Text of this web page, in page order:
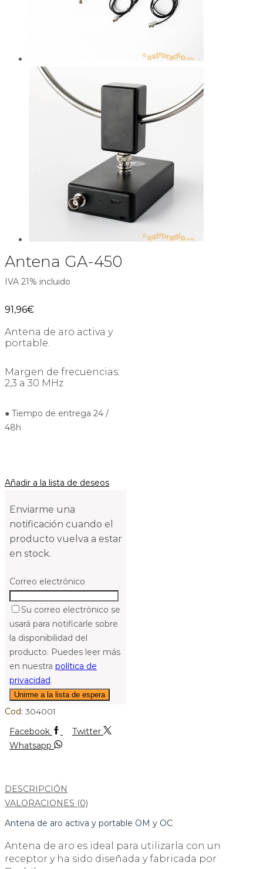
Antena GA-450
IVA 21% incluido
91,96€
Antena de aro activa y
portable.
Margen de frecuencias:
2,3 a 30 MHz
● Tiempo de entrega 24 /
48h
Añadir a la lista de deseos
Enviarme una
notificación cuando el
producto vuelva a estar
en stock.
Correo electrónico
Su correo electrónico se
usará para notificarle sobre
la disponibilidad del
producto. Puedes leer más
en nuestra política de
privacidad.
Cod: 304001
Facebook
Twitter
Whatsapp
DESCRIPCIÓN
VALORACIONES (0)
Antena de aro activa y portable OM y OC
Antena de aro es ideal para utilizarla con un
receptor y ha sido diseñada y fabricada por